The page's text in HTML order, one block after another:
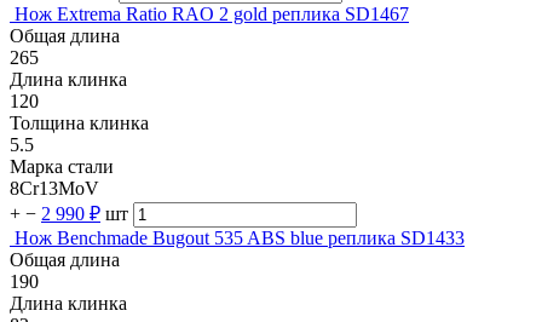
Нож Extrema Ratio RAO 2 gold реплика SD1467
Общая длина
265
Длина клинка
120
Толщина клинка
5.5
Марка стали
8Cr13MoV
+ − 2 990 ₽ шт
Нож Benchmade Bugout 535 ABS blue реплика SD1433
Общая длина
190
Длина клинка